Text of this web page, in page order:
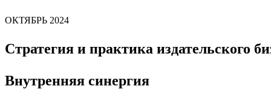
ОКТЯБРЬ 2024
Стратегия и практика издательского
Внутренняя синергия